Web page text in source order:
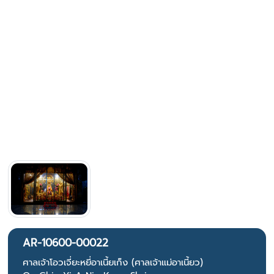
AR-10600-00022
ศาลเจ้าโอวเจี่ยะหยี่อาเนี้ยเก็ง (ศาลเจ้าแม่อาเนี้ยว)